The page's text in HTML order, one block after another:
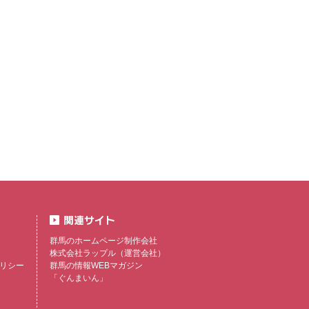
シー
群馬のホームページ制作会社
株式会社ラップル （運営会社）
群馬の情報WEBマガジン
「ぐんまいん」